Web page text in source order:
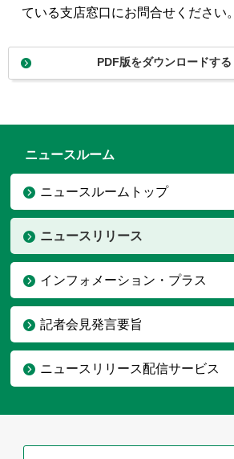
ている支店窓口にお問合せください。
PDF版をダウンロードする
ニュースルーム
ニュースルームトップ
ニュースリリース
インフォメーション・プラス
記者会見発言要旨
ニュースリリース配信サービス